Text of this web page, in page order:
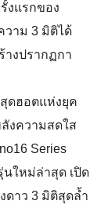
งแรกของ
าม 3 มิติได้
งปรากฏกา
สุดฮอตแห่งยุค
ลังความสดใส
Series
ใหม่ล่าสุด เปิด
ดาว 3 มิติสุดล้ำ